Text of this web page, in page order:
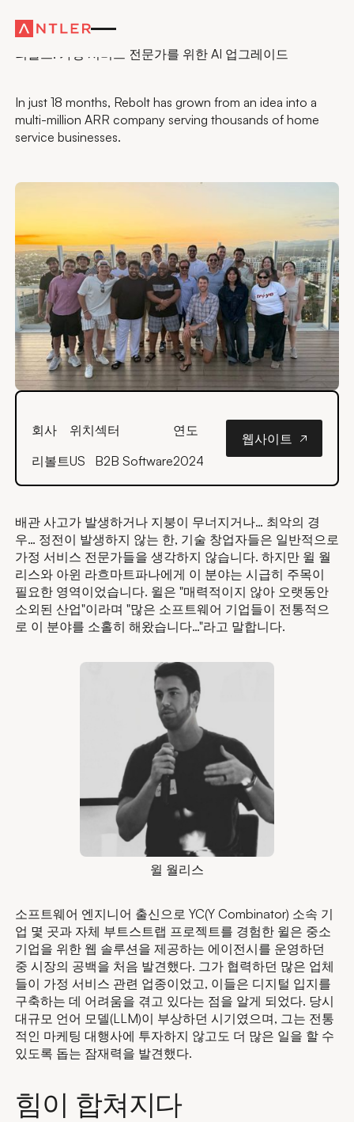
창업자 이야기
리볼트: 가정 서비스 전문가를 위한 AI 업그레이드
In just 18 months, Rebolt has grown from an idea into a
multi-million ARR company serving thousands of home
service businesses.
회사
리볼트
위치
US
섹터
B2B Software
연도
2024
웹사이트
배관 사고가 발생하거나 지붕이 무너지거나… 최악의 경
우… 정전이 발생하지 않는 한, 기술 창업자들은 일반적으로
가정 서비스 전문가들을 생각하지 않습니다. 하지만 윌 월
리스와 아윈 라흐마트파나에게 이 분야는 시급히 주목이
필요한 영역이었습니다. 윌은 "매력적이지 않아 오랫동안
소외된 산업"이라며 "많은 소프트웨어 기업들이 전통적으
로 이 분야를 소홀히 해왔습니다…"라고 말합니다.
윌 월리스
소프트웨어 엔지니어 출신으로 YC(Y Combinator) 소속 기
업 몇 곳과 자체 부트스트랩 프로젝트를 경험한 윌은 중소
기업을 위한 웹 솔루션을 제공하는 에이전시를 운영하던
중 시장의 공백을 처음 발견했다. 그가 협력하던 많은 업체
들이 가정 서비스 관련 업종이었고, 이들은 디지털 입지를
구축하는 데 어려움을 겪고 있다는 점을 알게 되었다. 당시
대규모 언어 모델(LLM)이 부상하던 시기였으며, 그는 전통
적인 마케팅 대행사에 투자하지 않고도 더 많은 일을 할 수
있도록 돕는 잠재력을 발견했다.
힘이 합쳐지다